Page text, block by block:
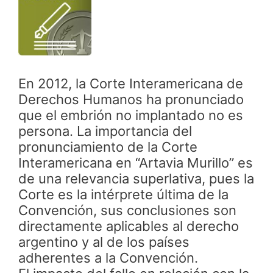
En 2012, la Corte Interamericana de
Derechos Humanos ha pronunciado
que el embrión no implantado no es
persona. La importancia del
pronunciamiento de la Corte
Interamericana en “Artavia Murillo” es
de una relevancia superlativa, pues la
Corte es la intérprete última de la
Convención, sus conclusiones son
directamente aplicables al derecho
argentino y al de los países
adherentes a la Convención.